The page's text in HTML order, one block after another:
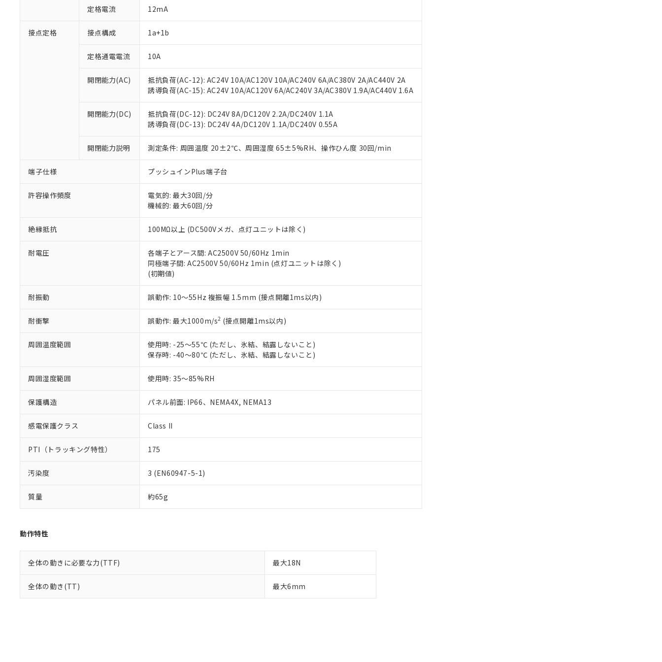
定格電流 12mA
接点定格 接点構成 1a+1b
定格通電電流 10A
開閉能力(AC)
抵抗負荷(AC-12): AC24V 10A/AC120V 10A/AC240V 6A/AC380V 2A/AC440V 2A
誘導負荷(AC-15): AC24V 10A/AC120V 6A/AC240V 3A/AC380V 1.9A/AC440V 1.6A
開閉能力(DC)
抵抗負荷(DC-12): DC24V 8A/DC120V 2.2A/DC240V 1.1A
誘導負荷(DC-13): DC24V 4A/DC120V 1.1A/DC240V 0.55A
開閉能力説明 測定条件: 周囲温度 20±2℃、周囲湿度 65±5%RH、操作ひん度 30回/min
端子仕様 プッシュインPlus端子台
許容操作頻度
電気的: 最大30回/分
機械的: 最大60回/分
絶縁抵抗 100MΩ以上 (DC500Vメガ、点灯ユニットは除く)
耐電圧
各端子とアース間: AC2500V 50/60Hz 1min
同極端子間: AC2500V 50/60Hz 1min (点灯ユニットは除く)
(初期値)
耐振動 誤動作: 10～55Hz 複振幅 1.5mm (接点開離1ms以内)
耐衝撃 誤動作: 最大1000m/s2 (接点開離1ms以内)
周囲温度範囲
使用時: -25～55℃ (ただし、氷結、結露しないこと)
保存時: -40～80℃ (ただし、氷結、結露しないこと)
周囲湿度範囲 使用時: 35～85%RH
保護構造 パネル前面: IP66、NEMA4X, NEMA13
感電保護クラス Class II
PTI（トラッキング特性） 175
汚染度 3 (EN60947-5-1)
質量 約65g
動作特性
全体の動きに必要な力(TTF) 最大18N
全体の動き(TT) 最大6mm
ご利用条件
以下の条件をお読みいただき、同意のうえご利用ください。
本サービスは、当社制御機器事業取扱商品の当社在庫状況および標準価格(税抜)を提供させていただ
くものです。
当社制御機器事業取扱商品の中には、本サービスの対象外となる商品もあることをご了承ください。
在庫状況および標準価格照会結果は、記載している更新日時点での社内データに基づき作成されるも
のであり、閲覧された時点での実際の在庫および標準価格とは異なる場合があることをご了承くださ
い。
正式な納期状況および標準価格はお客様のお取引先、またはお客様担当のオムロン制御機器販売店・
当社販売員にご相談ください。
オムロン制御機器販売店や当社販売拠点は「販売ネットワーク
」をご確認ください。
在庫状況および標準価格結果を当社の事前の承諾なく第三者に漏洩または開示しないようお願いしま
す。
ている必要があります。
お客様が当ウェブサイト上で当社にご登録された部品リストについて、当社および当社の共同利用者
が、当社の製品・サービスに関するお客様との取引・商談に必要な範囲で利用することをご了承くだ
さい。
※当社の共同利用者とは、"個人情報の共同利用に関して"
の「1.共同利用者の範囲」に記載されて
いる法人を指します。
対応予定なし：EU RoHS指令（10物質）の非含有に非対応の商品で、対応品を出す予定はありません。
調査・確認中：EU RoHS指令（10物質）の非含有の対応状況を調査中または確認中の商品です。
非該当品：ライセンス料など無形物で、有害物質有無と関係のない商品です。
仕入先様の事情により、非含有部品としていたものが、含有品と判明した場合などやむを得ず変更すること
があります。
鉛(Pb) 1000ppm以下、 水銀(Hg) 1000ppm以下、 カドミウム(Cd) 100ppm以下、
六価クロム(Cr(Ⅵ)) 1000ppm以下、ポリ臭化ビフェニル類(PBB) 1000ppm以下、ポリ臭化ジフェニルエーテル類(PBDE) 1000ppm以下、
フタル酸ビス(2-エチルヘキシル) (DEHP)(別名：DOP) 1000ppm以下、フタル酸ブチルベンジル（BBP） 1000ppm以下、フタル酸ジブチ
ル（DBP） 1000ppm以下、フタル酸ジイソブチル (DIBP) 1000ppm以下
但し、RoHS指令で産業用監視および制御機器に対する適用除外項目は除く。
フタル酸エステル類の４物質については閾値を超える意図的な使用がないことを確認しています。
※2 対応予定月
部品在庫の切り替え状況などにより、予定月が前後することがあります。
※3 非含有証明書ダウンロード
下記の非含有証明書をダウンロードすることができます。
EU RoHS指令（10物質）の非含有証明書
51物質の非含有証明書（当社基準）
※本証明書は発行日時点で非含有を証明するもので、過去に遡って非含有を証明するものではありません。
また、RoHS指令のフタル酸エステル類４物質の対応では、対応完了までの期間は出荷製品に未対応品が
混在することから備考欄に対応日を記載しておりました。
既に当社にて対応品への在庫切替を完了していることから、特段のことがない限り、2022年1月12日よ
「○」：最大均質材料含有率が中国RoHSの基準値以下であることを示します。
「×」：最大均質材料含有率が中国RoHSの基準値を超えていることを示します。
「－」：未確認です。当社販売部門へお問い合わせください。
*中国RoHS10物質の基準値 (GB/T26572)：
Pb(鉛) :1000ppm、 Hg(水銀) : 1000ppm、 Cd(カドミウム) : 100ppm、
Cr(Ⅵ)(六価クロム) : 1000ppm、 PBBs(ポリ臭化ビフェニル類) : 1000ppm、 PBDEs(ポリ臭化ジフェニルエーテル類) : 1000ppm、
DBP(フタル酸ジブチル) : 1000ppm、 DIBP(フタル酸ジイソブチル) : 1000ppm、 BBP(フタル酸ブチルベンジル) : 1000ppm、
※2 環境保護使用期限
「ｅ」：有害物質（10物質）のすべてが基準値以下であることを示します。
「10」：通常の使用状況下において有害物質が外部に漏えいし、環境に深刻な影響を及ぼさない年数を意
味します。
「－」：未確認です。当社販売部門へお問い合わせください。
当社は、これら貴社製品のうち、外国為替および外国貿易法に定める商品（以下｢規制貨物等」とい
う）を輸出または国外への提供する場合は、日本国政府の輸出許可(または役務取引許可)を取得する
などの必要な手続きをとります。
ます。
当社は貴社製品を、核兵器、ミサイル、化学兵器、生物兵器またはその他武器並びにこれらの製造装
置等に一切使用いたしません。
当社は、貴社製品を第三者に販売する場合は、上記1、2および3の内容を当該第三者に通知します。
また当社は、販売先および販売に係わる関係者が違法に輸出するおそれがある場合は、取り引きをい
たしません。
記
号
説明
○ 一定数以上の在庫あり
△ 一定数には満たないが在庫あり
－
在庫なし(最新の在庫状況については、お客様のお取引先、またはお客様担当のオムロン制御
機器販売店・当社販売員にご確認ください)
空
白
受注生産機種、また在庫状況の情報を公開していない機種